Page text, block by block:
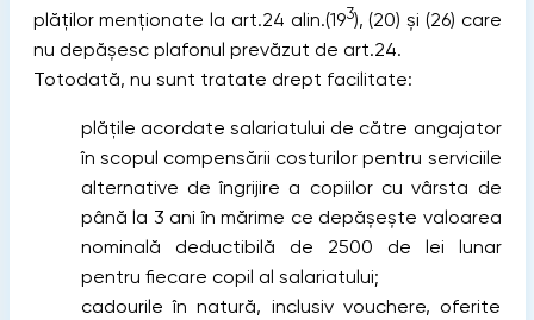
plăţilor menţionate la art.24 alin.(193), (20) şi (26) care
nu depăşesc plafonul prevăzut de art.24.
Totodată, nu sunt tratate drept facilitate:
plățile acordate salariatului de către angajator
în scopul compensării costurilor pentru serviciile
alternative de îngrijire a copiilor cu vârsta de
până la 3 ani în mărime ce depăşeşte valoarea
nominală deductibilă de 2500 de lei lunar
pentru fiecare copil al salariatului;
cadourile în natură, inclusiv vouchere, oferite